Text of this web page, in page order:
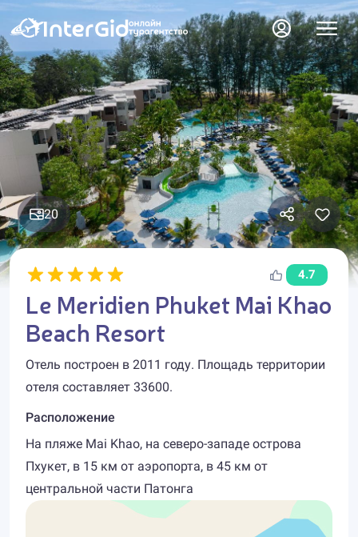
20
4.7
Le Meridien Phuket Mai Khao
Beach Resort
Отель построен в 2011 году. Площадь территории
отеля составляет 33600.
Расположение
На пляже Mai Khao, на северо-западе острова
Пхукет, в 15 км от аэропорта, в 45 км от
центральной части Патонга